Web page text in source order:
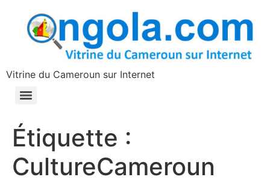
principal
Vitrine du Cameroun sur Internet
Étiquette :
CultureCameroun